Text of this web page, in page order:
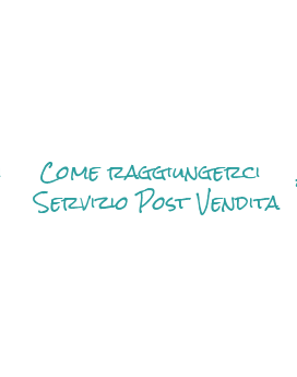
Come raggiungerci
Servizio Post Vendita